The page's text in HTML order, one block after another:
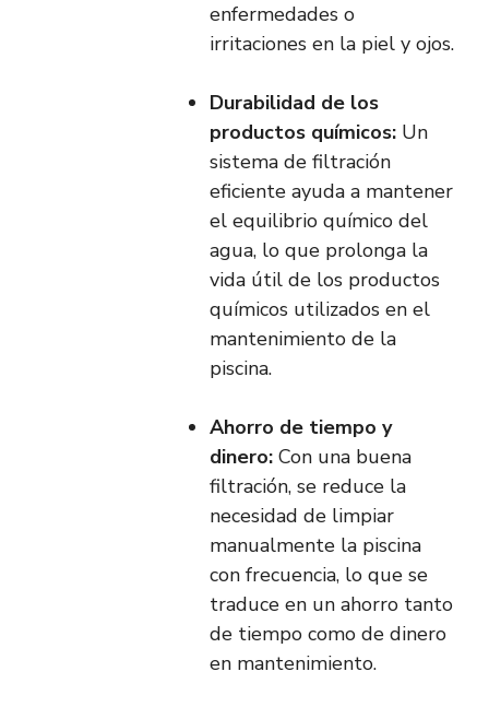
enfermedades o
irritaciones en la piel y ojos.
Durabilidad de los
productos químicos: Un
sistema de filtración
eficiente ayuda a mantener
el equilibrio químico del
agua, lo que prolonga la
vida útil de los productos
químicos utilizados en el
mantenimiento de la
piscina.
Ahorro de tiempo y
dinero: Con una buena
filtración, se reduce la
necesidad de limpiar
manualmente la piscina
con frecuencia, lo que se
traduce en un ahorro tanto
de tiempo como de dinero
en mantenimiento.